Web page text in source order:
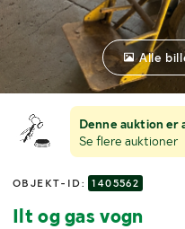
Denne auktion er
Se flere auktioner
OBJEKT-ID: 1405562
Ilt og gas vogn
Alle